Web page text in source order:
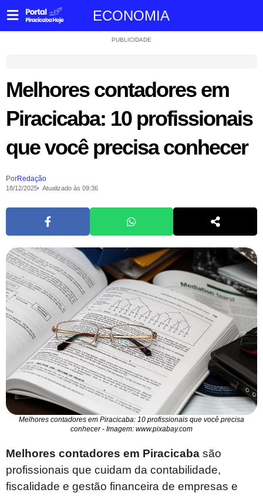
ECONOMIA
PUBLICIDADE
Melhores contadores em
Piracicaba: 10 profissionais
que você precisa conhecer
PorRedação
18/12/2025 Atualizado às 09:36
Melhores contadores em Piracicaba: 10 profissionais que você precisa
conhecer - Imagem: www.pixabay.com
Melhores contadores em Piracicaba são
profissionais que cuidam da contabilidade,
fiscalidade e gestão financeira de empresas e